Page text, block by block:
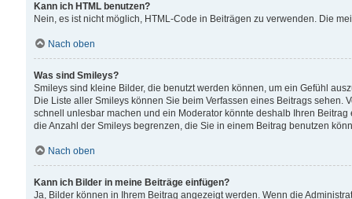
Kann ich HTML benutzen?
Nein, es ist nicht möglich, HTML-Code in Beiträgen zu verwenden. Die
Nach oben
Was sind Smileys?
Smileys sind kleine Bilder, die benutzt werden können, um ein Gefühl
Die Liste aller Smileys können Sie beim Verfassen eines Beitrags
schnell unlesbar machen und ein Moderator könnte deshalb Ihren
die Anzahl der Smileys begrenzen, die Sie in einem Beitrag benutzen
Nach oben
Kann ich Bilder in meine Beiträge einfügen?
Ja, Bilder können in Ihrem Beitrag angezeigt werden. Wenn die